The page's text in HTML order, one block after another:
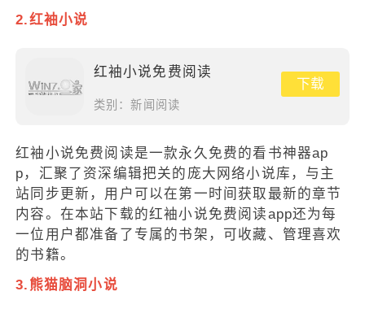
2.红袖小说
红袖小说免费阅读
类别：新闻阅读
下载
红袖小说免费阅读是一款永久免费的看书神器ap
p，汇聚了资深编辑把关的庞大网络小说库，与主
站同步更新，用户可以在第一时间获取最新的章节
内容。在本站下载的红袖小说免费阅读app还为每
一位用户都准备了专属的书架，可收藏、管理喜欢
的书籍。
3.熊猫脑洞小说